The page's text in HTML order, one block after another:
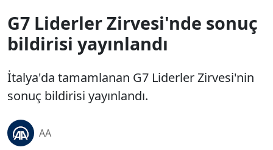
G7 Liderler Zirvesi'nde sonuç
bildirisi yayınlandı
İtalya'da tamamlanan G7 Liderler Zirvesi'nin
sonuç bildirisi yayınlandı.
AA